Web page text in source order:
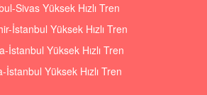
Sivas Yüksek Hızlı Tren
İstanbul Yüksek Hızlı Tren
İstanbul Yüksek Hızlı Tren
İstanbul Yüksek Hızlı Tren